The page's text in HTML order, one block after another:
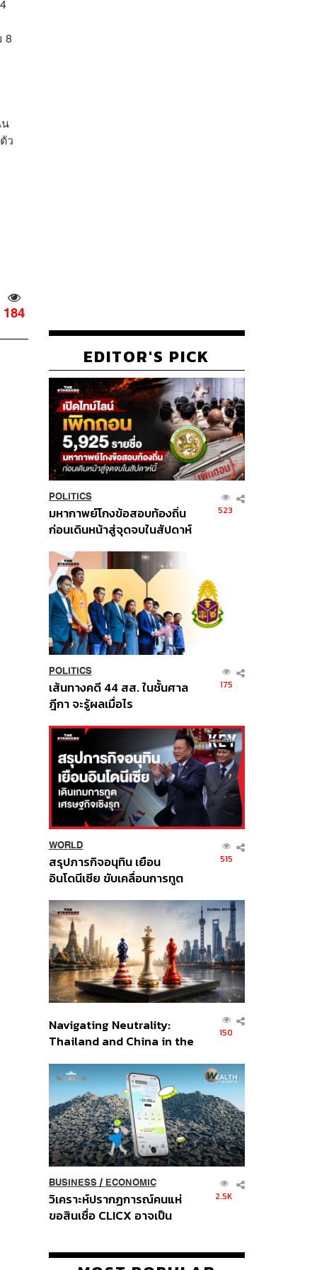
8
ว
184
EDITOR'S PICK
POLITICS
มหากาพย์โกงข้อสอบท้องถิ่น
ก่อนเดินหน้าสู่จุดจบในสัปดาห์
523
POLITICS
เส้นทางคดี 44 สส. ในชั้นศาล
ฎีกา จะรู้ผลเมื่อไร
175
WORLD
สรุปภารกิจอนุทิน เยือน
อินโดนีเซีย ขับเคลื่อนการทูต
ส่วนยุทธศาสตร์ไทย –
อินโดนีเซีย
515
Navigating Neutrality:
Thailand and China in the
Order
150
BUSINESS/ ECONOMIC
วิเคราะห์ปรากฏการณ์คนแห่
ขอสินเชื่อ CLICX อาจเป็น
ปัญหาหนี้ครัวเรือนไทยที่ถูกซุก
2.5K